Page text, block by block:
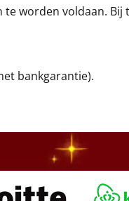
worden voldaan. Bij
bankgarantie).